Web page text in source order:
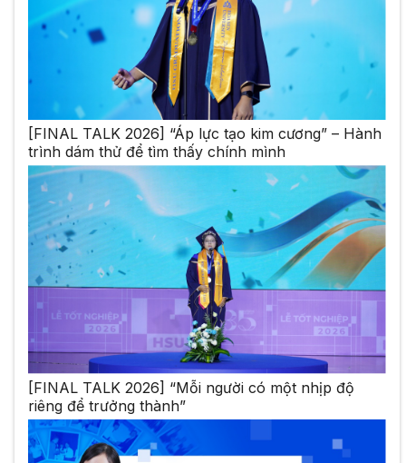
[FINAL TALK 2026] “Áp lực tạo kim cương” – Hành
trình dám thử để tìm thấy chính mình
[FINAL TALK 2026] “Mỗi người có một nhịp độ
riêng để trưởng thành”